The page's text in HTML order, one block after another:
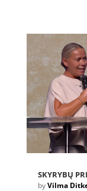
SKYRYBŲ
byVilma